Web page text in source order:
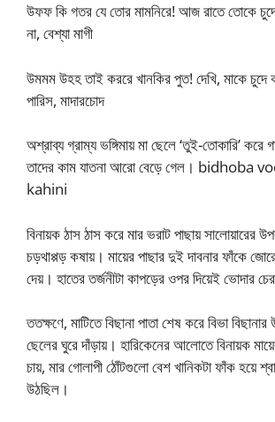
উফফ কি গতর যে তোর মামনিরে! আজ রাতে তোকে
না, বেশ্যা মাগী
উমমম উহহ তাই কররে খানকির পুত! দেখি, মাকে চুদে
পারিস, মাদারচোদ
অশ্রাব্য গ্রাম্য ভঙ্গিমায় মা ছেলে ‘তুই-তোকারি’ করে
তাদের কাম যাতনা আরো বেড়ে গেল। bidhoba
kahini
বিনায়ক ঠাস ঠাস করে মার ভরাট পাছায় সালোয়ারের
চড়থাপ্পড় কষায়। মায়ের পাছার দুই দাবনার ফাঁকে
দেয়। হাতের তর্জনীটা কাপড়ের ওপর দিয়েই ভোদার
ততক্ষণে, মাটিতে বিছানা পাতা শেষ করে বিভা
ছেলের ঘুরে দাঁড়ায়। হারিকেনের আলোতে বিনায়ক
চায়, মার গোলাপী ঠোঁটগুলো বেশ খানিকটা ফাঁক হয়ে
উঠছিল।